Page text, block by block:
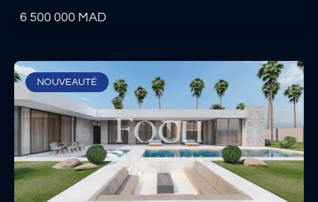
6 500 000 MAD
NOUVEAUTÉ